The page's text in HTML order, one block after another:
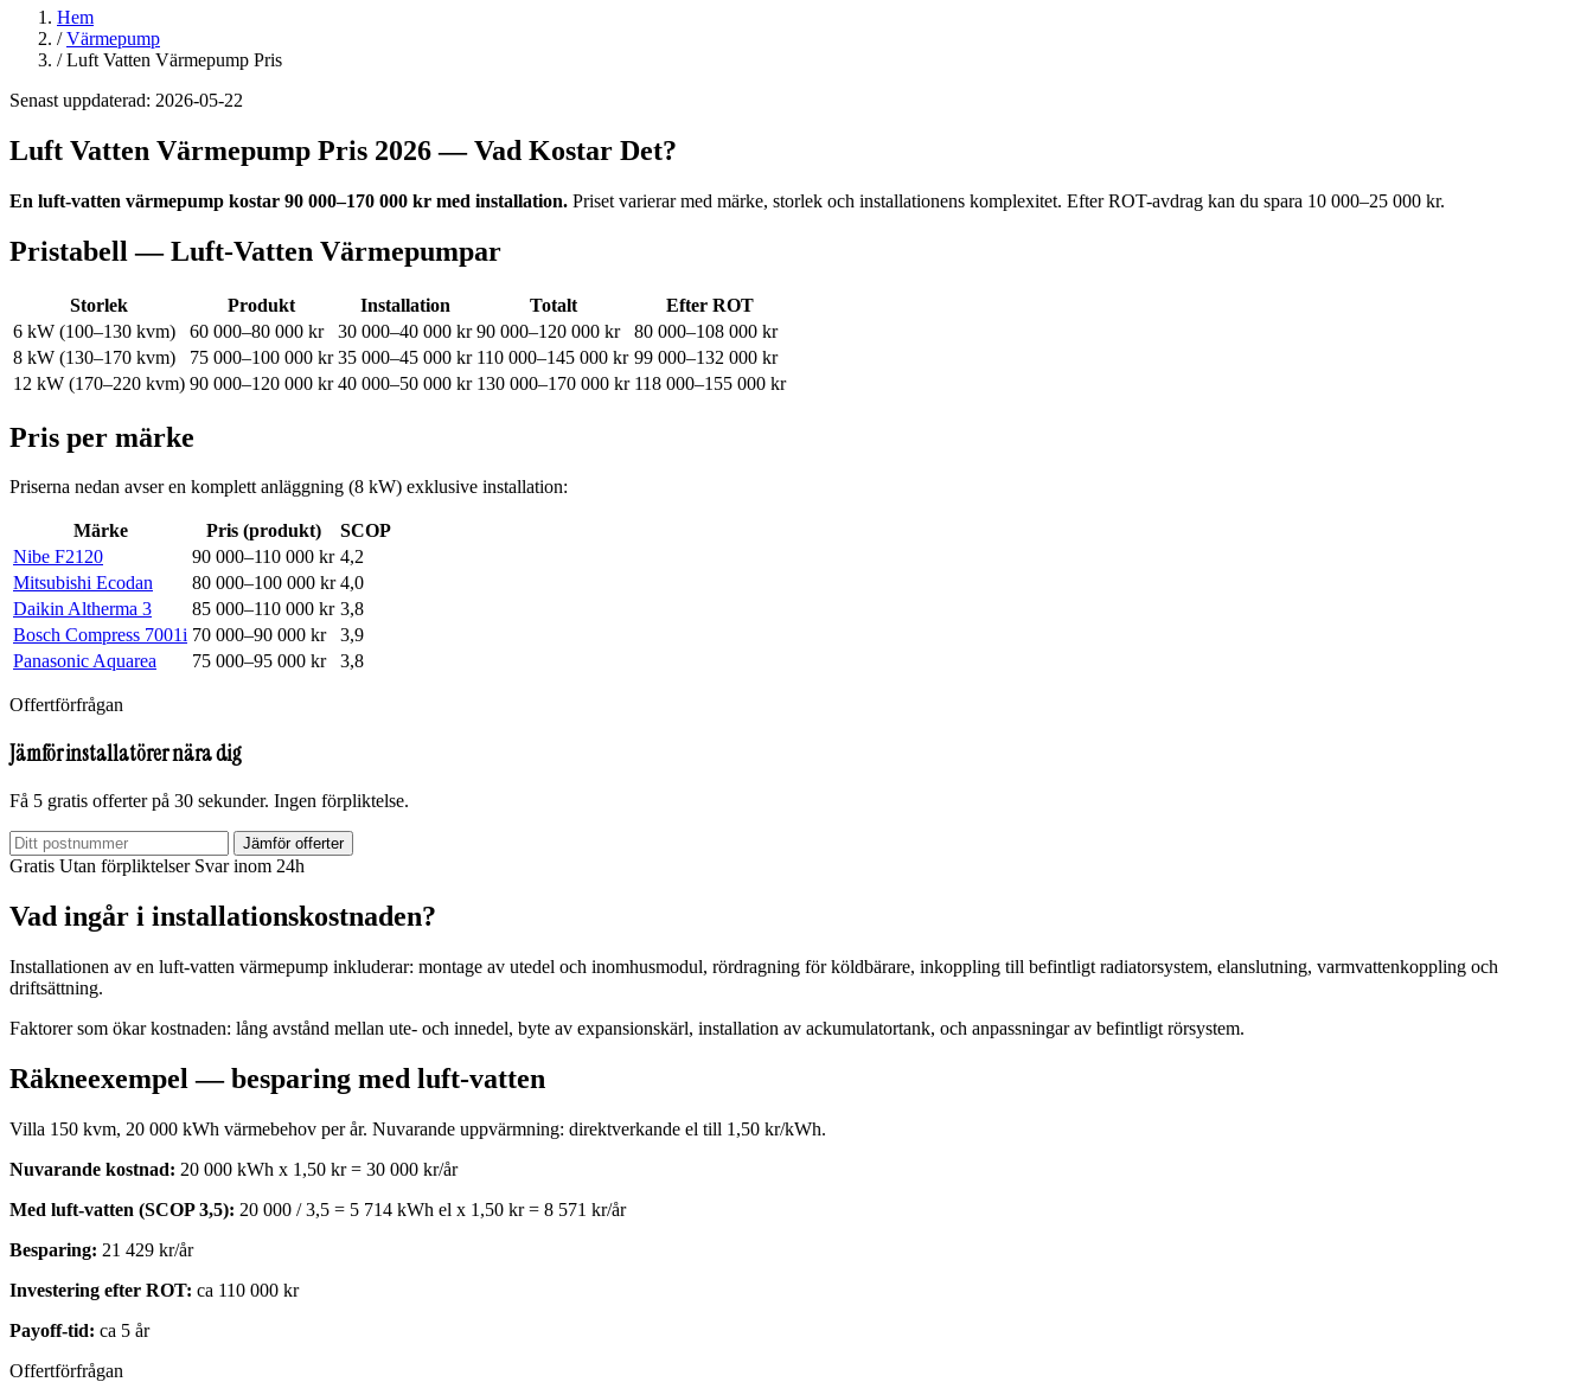
Hem
/ Värmepump
/ Luft Vatten Värmepump Pris
Senast uppdaterad: 2026-05-22
Luft Vatten Värmepump Pris 2026 — Vad Kostar Det?
En luft-vatten värmepump kostar 90 000–170 000 kr med installation. Priset varierar med märke, storlek och installationens komplexitet. Efter ROT-avdrag kan du spara 10 000–25 000 kr.
Pristabell — Luft-Vatten Värmepumpar
Storlek Produkt Installation Totalt
Efter ROT
6 kW (100–130 kvm)
60 000–80 000 kr 30 000–40 000 kr 90 000–120 000 kr
80 000–108 000 kr
8 kW (130–170 kvm)
75 000–100 000 kr 35 000–45 000 kr 110 000–145 000 kr 99 000–132 000 kr
12 kW (170–220 kvm) 90 000–120 000 kr 40 000–50 000 kr 130 000–170 000 kr 118 000–155 000 kr
Pris per märke
Priserna nedan avser en komplett anläggning (8 kW) exklusive installation:
Märke Pris (produkt)
SCOP
Nibe F2120
90 000–110 000 kr 4,2
Mitsubishi Ecodan
80 000–100 000 kr 4,0
Daikin Altherma 3
85 000–110 000 kr 3,8
Bosch Compress 7001i 70 000–90 000 kr
3,9
Panasonic Aquarea
75 000–95 000 kr 3,8
Offertförfrågan
Jämför installatörer nära dig
Få 5 gratis offerter på 30 sekunder. Ingen förpliktelse.
Jämför offerter
Gratis Utan förpliktelser Svar inom 24h
Vad ingår i installationskostnaden?
Installationen av en luft-vatten värmepump inkluderar: montage av utedel och inomhusmodul, rördragning för köldbärare, inkoppling till befintligt radiatorsystem, elanslutning, varmvattenkoppling och
driftsättning.
Faktorer som ökar kostnaden: lång avstånd mellan ute- och innedel, byte av expansionskärl, installation av ackumulatortank, och anpassningar av befintligt rörsystem.
Räkneexempel — besparing med luft-vatten
Villa 150 kvm, 20 000 kWh värmebehov per år. Nuvarande uppvärmning: direktverkande el till 1,50 kr/kWh.
Nuvarande kostnad: 20 000 kWh x 1,50 kr = 30 000 kr/år
Med luft-vatten (SCOP 3,5): 20 000 / 3,5 = 5 714 kWh el x 1,50 kr = 8 571 kr/år
Besparing: 21 429 kr/år
Investering efter ROT: ca 110 000 kr
Payoff-tid: ca 5 år
Offertförfrågan